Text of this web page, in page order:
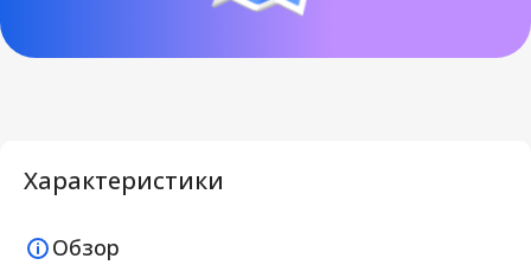
Характеристики
Обзор